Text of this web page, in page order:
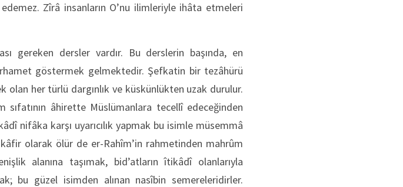
Zîrâ insanların O’nu ilimleriyle ihâta etmeleri
gereken dersler vardır. Bu derslerin başında, en
göstermek gelmektedir. Şefkatin bir tezâhürü
olan her türlü dargınlık ve küskünlükten uzak durulur.
sıfatının âhirette Müslümanlara tecellî edeceğinden
nifâka karşı uyarıcılık yapmak bu isimle müsemmâ
olarak ölür de er-Rahîm’in rahmetinden mahrûm
alanına taşımak, bid’atların îtikâdî olanlarıyla
bu güzel isimden alınan nasîbin semereleridirler.